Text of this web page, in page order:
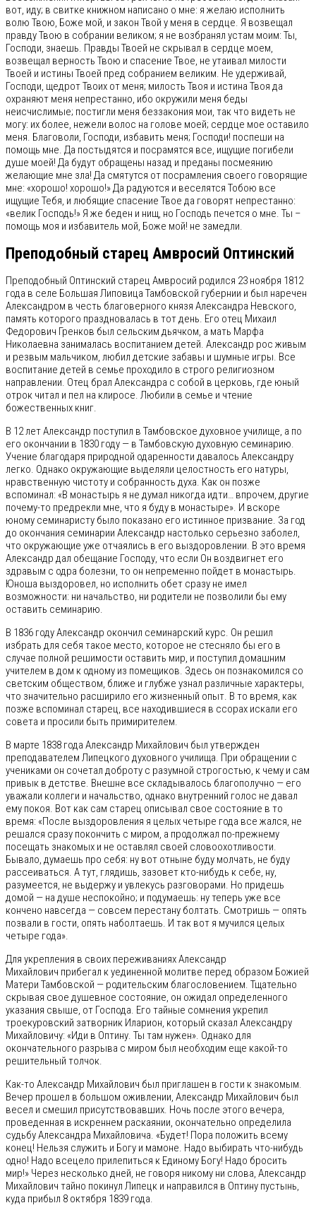
вот, иду; в свитке книжном написано о мне: я желаю исполнить
волю Твою, Боже мой, и закон Твой у меня в сердце. Я возвещал
правду Твою в собрании великом; я не возбранял устам моим: Ты,
Господи, знаешь. Правды Твоей не скрывал в сердце моем,
возвещал верность Твою и спасение Твое, не утаивал милости
Твоей и истины Твоей пред собранием великим. Не удерживай,
Господи, щедрот Твоих от меня; милость Твоя и истина Твоя да
охраняют меня непрестанно, ибо окружили меня беды
неисчислимые; постигли меня беззакония мои, так что видеть не
могу: их более, нежели волос на голове моей; сердце мое оставило
меня. Благоволи, Господи, избавить меня; Господи! поспеши на
помощь мне. Да постыдятся и посрамятся все, ищущие погибели
душе моей! Да будут обращены назад и преданы посмеянию
желающие мне зла! Да смятутся от посрамления своего говорящие
мне: «хорошо! хорошо!» Да радуются и веселятся Тобою все
ищущие Тебя, и любящие спасение Твое да говорят непрестанно:
«велик Господь!» Я же беден и нищ, но Господь печется о мне. Ты –
помощь моя и избавитель мой, Боже мой! не замедли.
Преподобный старец Амвросий Оптинский
Преподобный Оптинский старец Амвросий родился 23 ноября 1812
года в селе Большая Липовица Тамбовской губернии и был наречен
Александром в честь благоверного князя Александра Невского,
память которого праздновалась в тот день. Его отец Михаил
Федорович Гренков был сельским дьячком, а мать Марфа
Николаевна занималась воспитанием детей. Александр рос живым
и резвым мальчиком, любил детские забавы и шумные игры. Все
воспитание детей в семье проходило в строго религиозном
направлении. Отец брал Александра с собой в церковь, где юный
отрок читал и пел на клиросе. Любили в семье и чтение
божественных книг.
В 12 лет Александр поступил в Тамбовское духовное училище, а по
его окончании в 1830 году — в Тамбовскую духовную семинарию.
Учение благодаря природной одаренности давалось Александру
легко. Однако окружающие выделяли целостность его натуры,
нравственную чистоту и собранность духа. Как он позже
вспоминал: «В монастырь я не думал никогда идти… впрочем, другие
почему-то предрекли мне, что я буду в монастыре». И вскоре
юному семинаристу было показано его истинное призвание. За год
до окончания семинарии Александр настолько серьезно заболел,
что окружающие уже отчаялись в его выздоровлении. В это время
Александр дал обещание Господу, что если Он воздвигнет его
здравым с одра болезни, то он непременно пойдет в монастырь.
Юноша выздоровел, но исполнить обет сразу не имел
возможности: ни начальство, ни родители не позволили бы ему
оставить семинарию.
В 1836 году Александр окончил семинарский курс. Он решил
избрать для себя такое место, которое не стесняло бы его в
случае полной решимости оставить мир, и поступил домашним
учителем в дом к одному из помещиков. Здесь он познакомился со
светским обществом, ближе и глубже узнал различные характеры,
что значительно расширило его жизненный опыт. В то время, как
позже вспоминал старец, все находившиеся в ссорах искали его
совета и просили быть примирителем.
В марте 1838 года Александр Михайлович был утвержден
преподавателем Липецкого духовного училища. При обращении с
учениками он сочетал доброту с разумной строгостью, к чему и сам
привык в детстве. Внешне все складывалось благополучно — его
уважали коллеги и начальство, однако внутренний голос не давал
ему покоя. Вот как сам старец описывал свое состояние в то
время: «После выздоровления я целых четыре года все жался, не
решался сразу покончить с миром, а продолжал по-прежнему
посещать знакомых и не оставлял своей словоохотливости.
Бывало, думаешь про себя: ну вот отныне буду молчать, не буду
рассеиваться. А тут, глядишь, зазовет кто-нибудь к себе, ну,
разумеется, не выдержу и увлекусь разговорами. Но придешь
домой — на душе неспокойно; и подумаешь: ну теперь уже все
кончено навсегда — совсем перестану болтать. Смотришь — опять
позвали в гости, опять наболтаешь. И так вот я мучился целых
четыре года».
Для укрепления в своих переживаниях Александр
Михайлович прибегал к уединенной молитве перед образом Божией
Матери Тамбовской — родительским благословением. Тщательно
скрывая свое душевное состояние, он ожидал определенного
указания свыше, от Господа. Его тайные сомнения укрепил
троекуровский затворник Иларион, который сказал Александру
Михайловичу: «Иди в Оптину. Ты там нужен». Однако для
окончательного разрыва с миром был необходим еще какой-то
решительный толчок.
Как-то Александр Михайлович был приглашен в гости к знакомым.
Вечер прошел в большом оживлении, Александр Михайлович был
весел и смешил присутствовавших. Ночь после этого вечера,
проведенная в искреннем раскаянии, окончательно определила
судьбу Александра Михайловича. «Будет! Пора положить всему
конец! Нельзя служить и Богу и мамоне. Надо выбирать что-нибудь
одно! Надо всецело прилепиться к Единому Богу! Надо бросить
мир!» Через несколько дней, не говоря никому ни слова, Александр
Михайлович тайно покинул Липецк и направился в Оптину пустынь,
куда прибыл 8 октября 1839 года.